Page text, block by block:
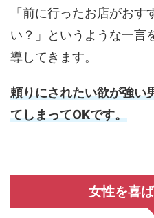
「前に行ったお店がおす
い？」というような一言
導してきます。
頼りにされたい欲が強い
てしまってOKです。
女性を喜